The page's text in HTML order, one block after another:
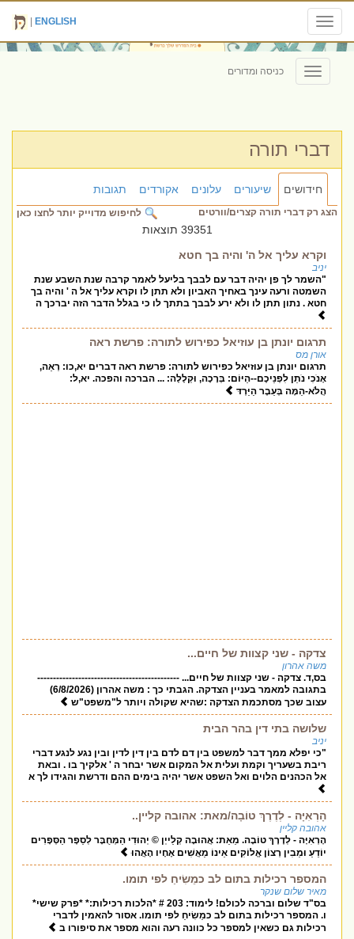
Toggle
navigation
ENGLISH
Toggle
navigation
כניסה ומדורים
דברי תורה
חידושים שיעורים עלונים אקורדים תגובות
לחיפוש מדוייק יותר לחצו כאן הצג רק דברי תורה קצרים/וורטים
39351 תוצאות
וקרא עליך אל ה' והיה בך חטא
יניב
"השמר לך פן יהיה דבר עם לבבך בליעל לאמר קרבה שנת השבע שנת
השמטה ורעה עינך באחיך האביון ולא תתן לו וקרא עליך אל ה ' והיה בך
חטא . נתון תתן לו ולא ירע לבבך בתתך לו כי בגלל הדבר הזה יברכך ה
תרגום יונתן בן עוזיאל כפירוש לתורה: פרשת ראה
אורן מס
תרגום יונתן בן עוזיאל כפירוש לתורה: פרשת ראה דברים יא,כו: רְאֵה,
אָנֹכִי נֹתֵן לִפְנֵיכֶם--הַיּוֹם: בְּרָכָה, וּקְלָלָה: ... הברכה והפכה. יא,ל:
הֲלֹא-הֵמָּה בְּעֵבֶר הַיַּרְדּ
צדקה - שני קצוות של חיים...
משה אהרון
בס,ד. צדקה - שני קצוות של חיים... ---------------------------------------------
בתגובה למאמר בעניין הצדקה. הגבתי כך : משה אהרון (6/8/2026)
עצוב שכך מסתכמת הצדקה :שהיא שקולה ויותר ל"משפט"ש
שלושה בתי דין בהר הבית
יניב
"כי יפלא ממך דבר למשפט בין דם לדם בין דין לדין ובין נגע לנגע דברי
ריבת בשעריך וקמת ועלית אל המקום אשר יבחר ה ' אלקיך בו . ובאת
אל הכהנים הלוים ואל השפט אשר יהיה בימים ההם ודרשת והגידו לך א
הָרְאִיָּה - לְדֶרֶךְ טוֹבָה/מאת: אהובה קליין..
אהובה קליין
הָרְאִיָּה - לְדֶרֶךְ טוֹבָה. מֵאֵת: אֲהוּבָה קְלַייְן © יְהוּדִי הַמְּחֻבָּר לְסֵפֶר הַסְּפָרִים
יוֹדֵעַ וּמֵבִין רְצוֹן אֱלוֹקִים אֵינוֹ מַאֲשִׁים אֶחָיו הָאֲהוּ
המספר רכילות בתום לב כמֵשִׂיחַ לפי תומו.
מאיר שלום שנקר
בס"ד שלום וברכה לכולם! לימוד: 203 # *הלכות רכילות:* *פרק שישי*
ו. המספר רכילות בתום לב כמֵשִׂיחַ לפי תומו. אסור להאמין לדברי
רכילות גם כשאין למספר כל כוונה רעה והוא מספר את סיפורו ב